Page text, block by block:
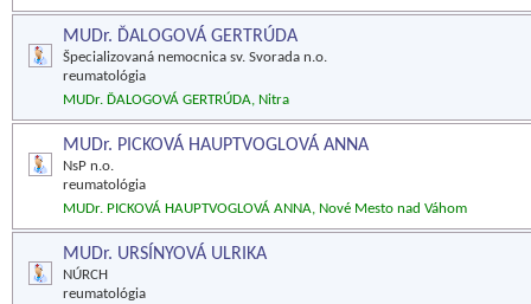
MUDr. ĎALOGOVÁ GERTRÚDA
Špecializovaná nemocnica sv. Svorada n.o.
reumatológia
MUDr. ĎALOGOVÁ GERTRÚDA, Nitra
MUDr. PICKOVÁ HAUPTVOGLOVÁ ANNA
NsP n.o.
reumatológia
MUDr. PICKOVÁ HAUPTVOGLOVÁ ANNA, Nové Mesto nad Váhom
MUDr. URSÍNYOVÁ ULRIKA
NÚRCH
reumatológia